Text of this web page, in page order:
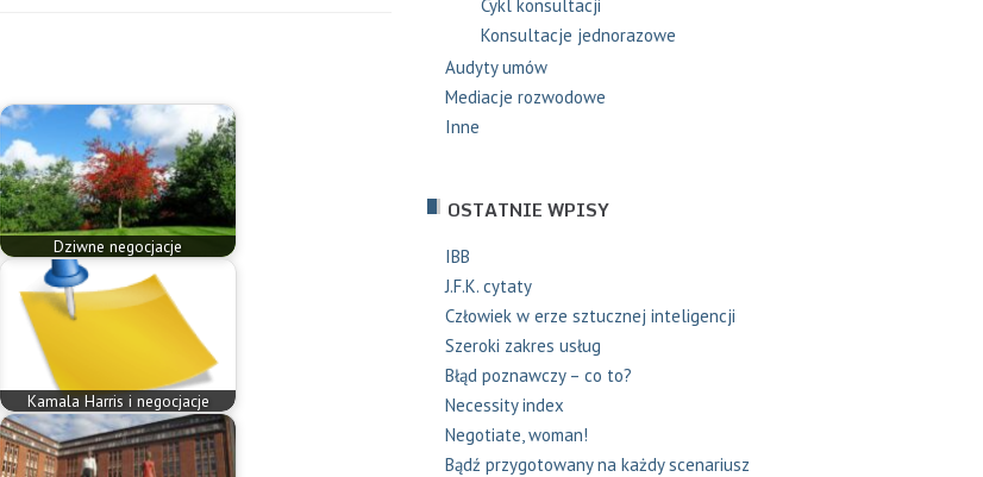
Dziwne negocjacje
Kamala Harris i negocjacje
Cykl konsultacji
Konsultacje jednorazowe
Audyty umów
Mediacje rozwodowe
Inne
OSTATNIE WPISY
IBB
J.F.K. cytaty
Człowiek w erze sztucznej inteligencji
Szeroki zakres usług
Błąd poznawczy – co to?
Necessity index
Negotiate, woman!
Bądź przygotowany na każdy scenariusz